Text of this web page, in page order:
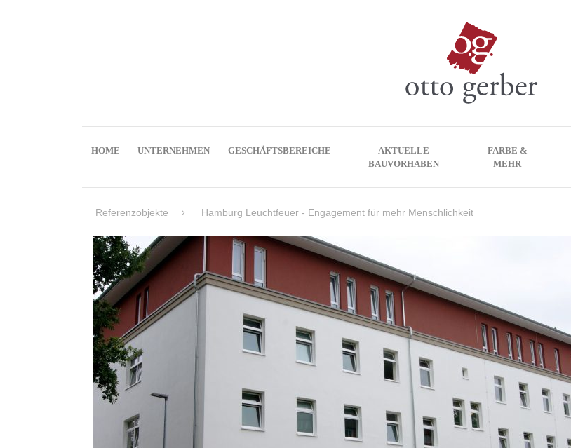
HOME UNTERNEHMEN GESCHÄFTSBEREICHE
AKTUELLE
BAUVORHABEN
FARBE &
MEHR
Referenzobjekte Hamburg Leuchtfeuer - Engagement für mehr Menschlichkeit